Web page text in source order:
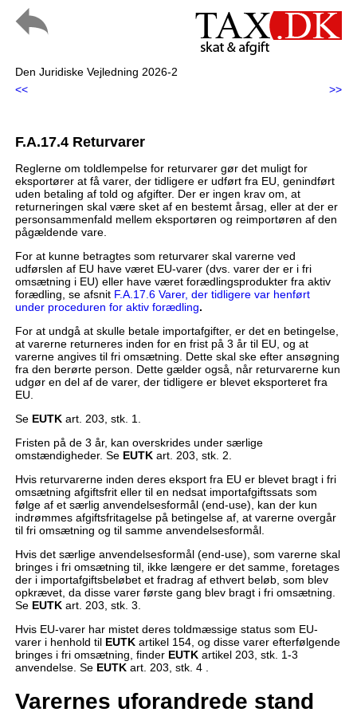
Den Juridiske Vejledning 2026-2
<<
>>
F.A.17.4 Returvarer
Reglerne om toldlempelse for returvarer gør det muligt for
eksportører at få varer, der tidligere er udført fra EU, genindført
uden betaling af told og afgifter. Der er ingen krav om, at
returneringen skal være sket af en bestemt årsag, eller at der er
personsammenfald mellem eksportøren og reimportøren af den
pågældende vare.
For at kunne betragtes som returvarer skal varerne ved
udførslen af EU have været EU-varer (dvs. varer der er i fri
omsætning i EU) eller have været forædlingsprodukter fra aktiv
forædling, se afsnit F.A.17.6 Varer, der tidligere var henført
under proceduren for aktiv forædling.
For at undgå at skulle betale importafgifter, er det en betingelse,
at varerne returneres inden for en frist på 3 år til EU, og at
varerne angives til fri omsætning. Dette skal ske efter ansøgning
fra den berørte person. Dette gælder også, når returvarerne kun
udgør en del af de varer, der tidligere er blevet eksporteret fra
EU.
Se EUTKart. 203, stk. 1.
Fristen på de 3 år, kan overskrides under særlige
omstændigheder. Se EUTK art. 203, stk. 2.
Hvis returvarerne inden deres eksport fra EU er blevet bragt i fri
omsætning afgiftsfrit eller til en nedsat importafgiftssats som
følge af et særlig anvendelsesformål (end-use), kan der kun
indrømmes afgiftsfritagelse på betingelse af, at varerne overgår
til fri omsætning og til samme anvendelsesformål.
Hvis det særlige anvendelsesformål (end-use), som varerne skal
bringes i fri omsætning til, ikke længere er det samme, foretages
der i importafgiftsbeløbet et fradrag af ethvert beløb, som blev
opkrævet, da disse varer første gang blev bragt i fri omsætning.
Se EUTKart. 203, stk. 3.
Hvis EU-varer har mistet deres toldmæssige status som EU-
varer i henhold til EUTKartikel 154, og disse varer efterfølgende
bringes i fri omsætning, finder EUTKartikel 203, stk. 1-3
anvendelse. Se EUTKart. 203, stk. 4 .
Varernes uforandrede stand